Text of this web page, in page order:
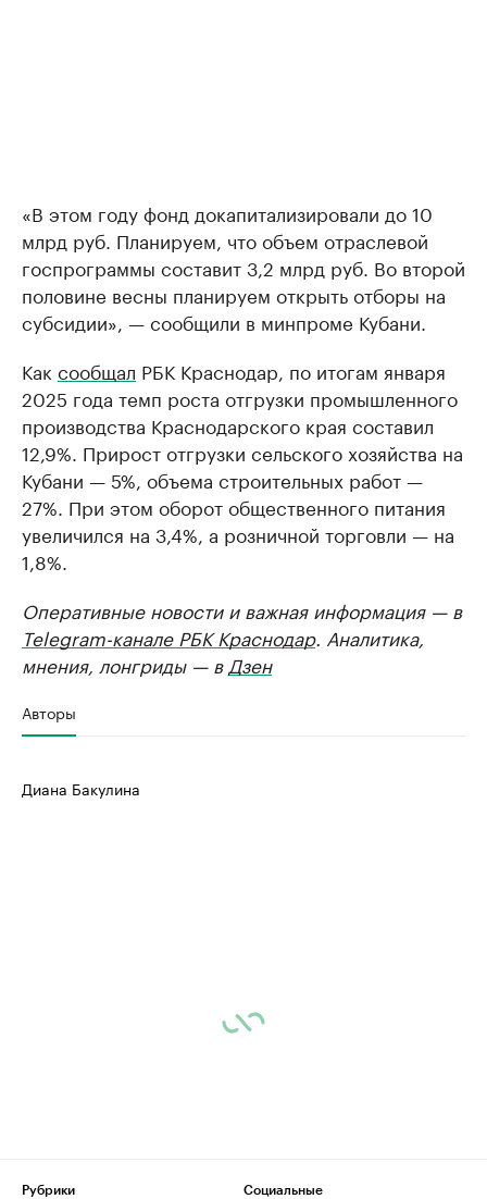
«В этом году фонд докапитализировали до 10
млрд руб. Планируем, что объем отраслевой
госпрограммы составит 3,2 млрд руб. Во второй
половине весны планируем открыть отборы на
субсидии», — сообщили в минпроме Кубани.
Как сообщал РБК Краснодар, по итогам января
2025 года темп роста отгрузки промышленного
производства Краснодарского края составил
12,9%. Прирост отгрузки сельского хозяйства на
Кубани — 5%, объема строительных работ —
27%. При этом оборот общественного питания
увеличился на 3,4%, а розничной торговли — на
1,8%.
Оперативные новости и важная информация — в
Telegram-канале РБК Краснодар. Аналитика,
мнения, лонгриды — вДзен
Авторы
Диана Бакулина
Рубрики
Социальные